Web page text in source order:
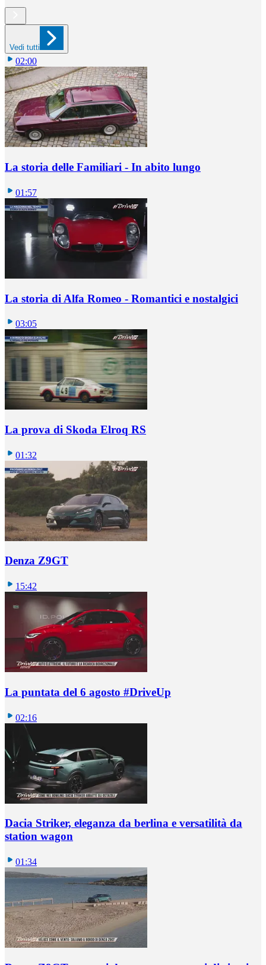
Vedi tutti
02:00
La storia delle Familiari - In abito lungo
01:57
La storia di Alfa Romeo - Romantici e nostalgici
03:05
La prova di Skoda Elroq RS
01:32
Denza Z9GT
15:42
La puntata del 6 agosto #DriveUp
02:16
Dacia Striker, eleganza da berlina e versatilità da
station wagon
01:34